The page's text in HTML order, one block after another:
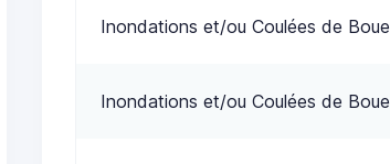
Inondations et/ou Coulées de Boue
Inondations et/ou Coulées de Boue